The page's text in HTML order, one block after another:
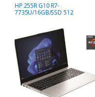
HP 255R G10 R7-
7735U/16GB/SSD 512